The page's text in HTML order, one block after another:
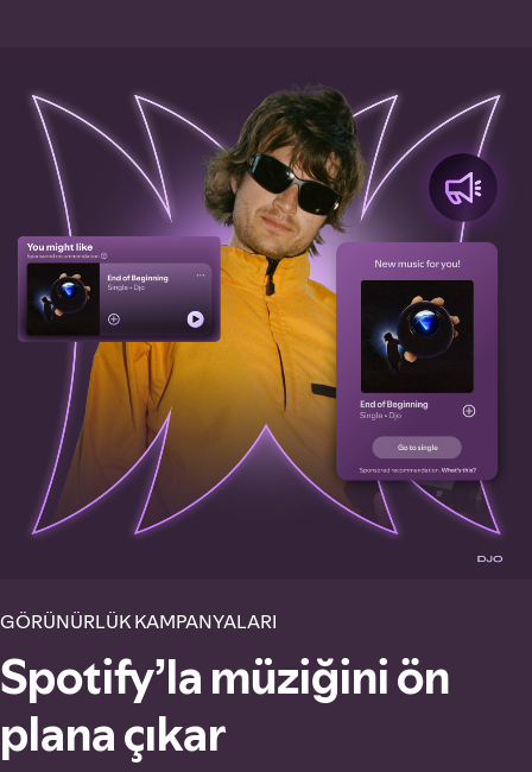
GÖRÜNÜRLÜK KAMPANYALARI
Spotify’la müziğini ön
plana çıkar